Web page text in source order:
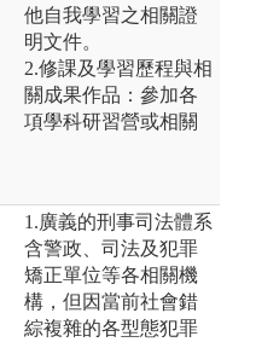
他自我學習之相關證
明文件。
2.修課及學習歷程與相
關成果作品：參加各
項學科研習營或相關
1.廣義的刑事司法體系
含警政、司法及犯罪
矯正單位等各相關機
構，但因當前社會錯
綜複雜的各型態犯罪